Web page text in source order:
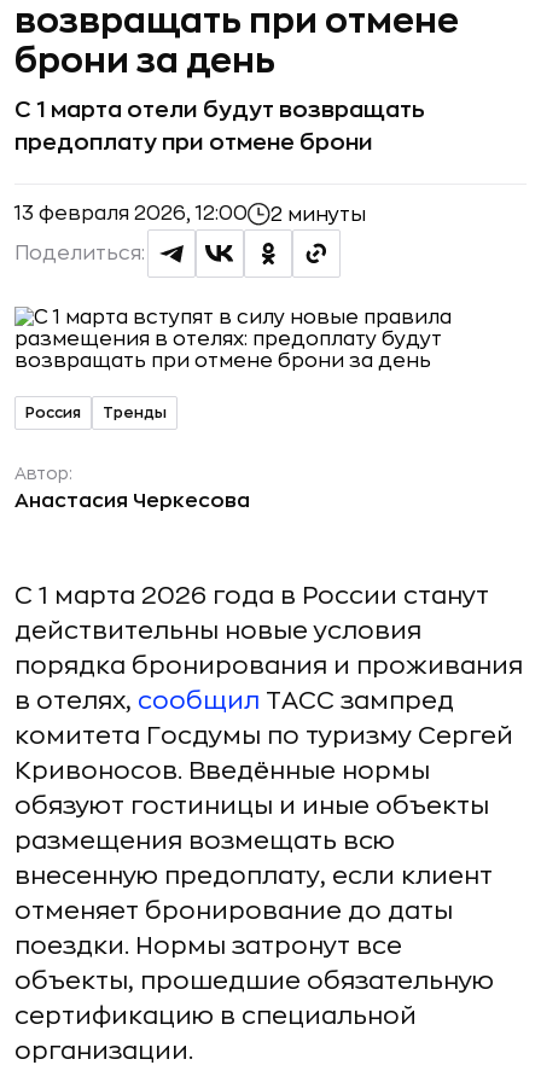
возвращать при отмене
брони за день
С 1 марта отели будут возвращать
предоплату при отмене брони
13 февраля 2026, 12:00 2 минуты
Поделиться:
Россия Тренды
Автор:
Анастасия Черкесова
С 1 марта 2026 года в России станут
действительны новые условия
порядка бронирования и проживания
в отелях, сообщил ТАСС зампред
комитета Госдумы по туризму Сергей
Кривоносов. Введённые нормы
обязуют гостиницы и иные объекты
размещения возмещать всю
внесенную предоплату, если клиент
отменяет бронирование до даты
поездки. Нормы затронут все
объекты, прошедшие обязательную
сертификацию в специальной
организации.